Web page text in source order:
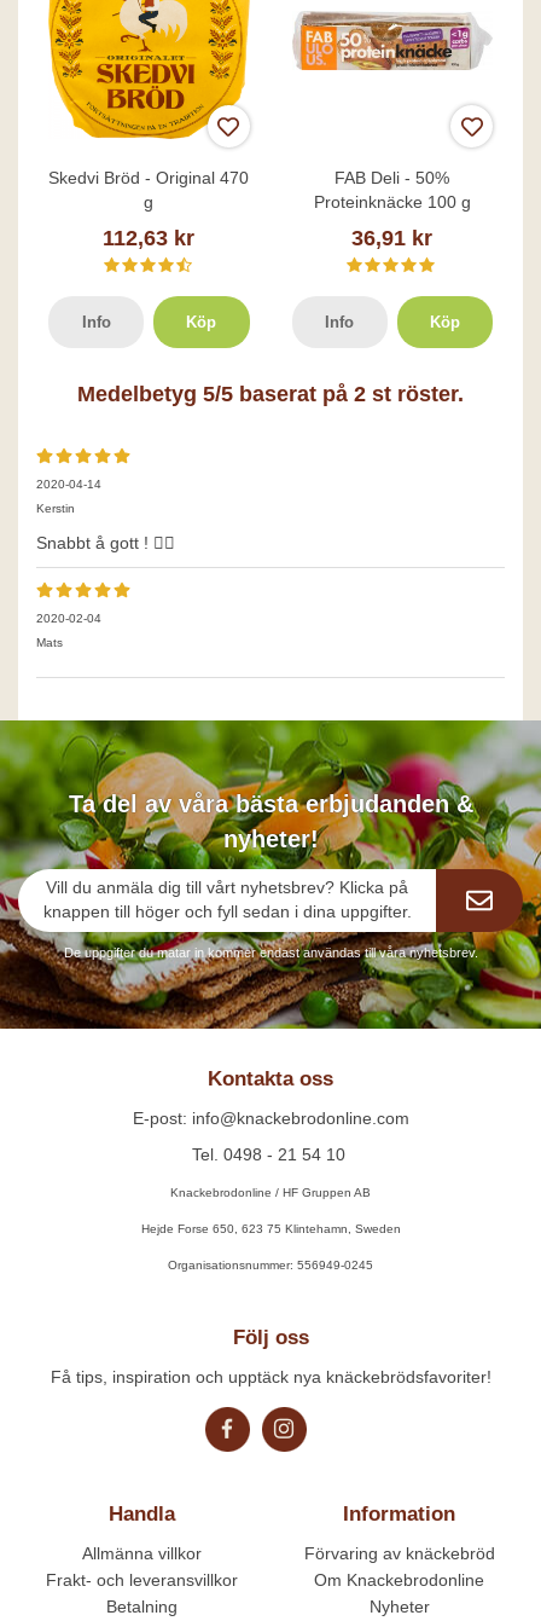
Skedvi Bröd - Original 470
g
112,63 kr
Info Köp
FAB Deli - 50%
Proteinknäcke 100 g
36,91 kr
Info Köp
Medelbetyg 5/5 baserat på 2 st röster.
2020-04-14
Kerstin
Snabbt å gott ! 👍🏼
2020-02-04
Mats
Ta del av våra bästa erbjudanden &
nyheter!
Vill du anmäla dig till vårt nyhetsbrev? Klicka på
knappen till höger och fyll sedan i dina uppgifter.
De uppgifter du matar in kommer endast användas till våra nyhetsbrev.
Kontakta oss
E-post: info@knackebrodonline.com
Tel. 0498 - 21 54 10
Knackebrodonline / HF Gruppen AB
Hejde Forse 650, 623 75 Klintehamn, Sweden
Organisationsnummer: 556949-0245
Handla
Allmänna villkor
Frakt- och leveransvillkor
Betalning
Information
Förvaring av knäckebröd
Om Knackebrodonline
Nyheter
Följ oss
Få tips, inspiration och upptäck nya knäckebrödsfavoriter!